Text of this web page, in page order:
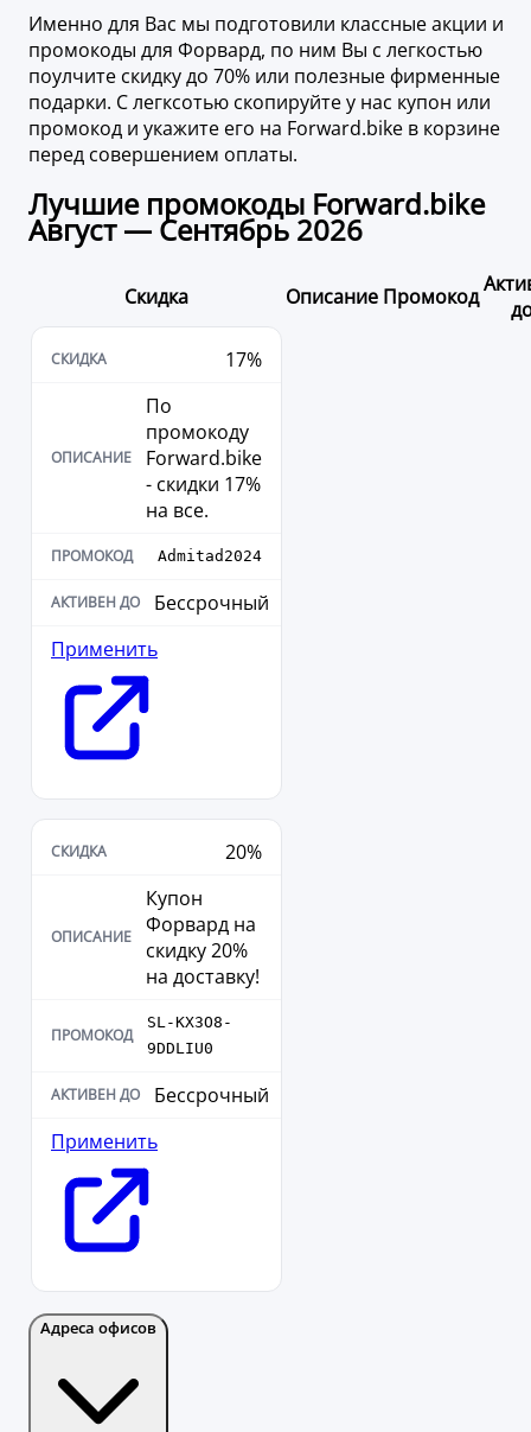
Именно для Вас мы подготовили классные акции и
промокоды для Форвард, по ним Вы с легкостью
поулчите скидку до 70% или полезные фирменные
подарки. С легксотью скопируйте у нас купон или
промокод и укажите его на Forward.bike в корзине
перед совершением оплаты.
Лучшие промокоды Forward.bike
Август — Сентябрь 2026
Скидка Описание Промокод
17%
По
промокоду
Forward.bike
- скидки 17%
на все.
Admitad2024
Бессрочный
Применить
20%
Купон
Форвард на
скидку 20%
на доставку!
SL-KX3O8-
9DDLIU0
Бессрочный
Применить
Адреса офисов